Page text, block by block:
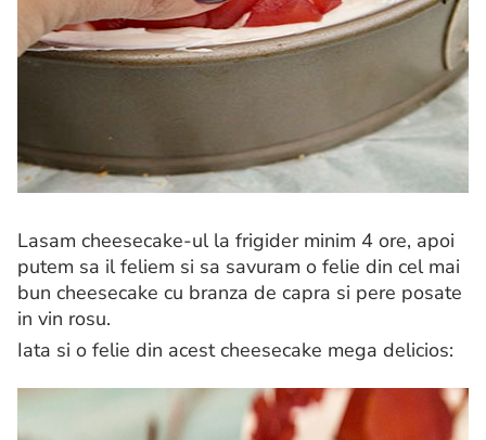
Lasam cheesecake-ul la frigider minim 4 ore, apoi
putem sa il feliem si sa savuram o felie din cel mai
bun cheesecake cu branza de capra si pere posate
in vin rosu.
Iata si o felie din acest cheesecake mega delicios: